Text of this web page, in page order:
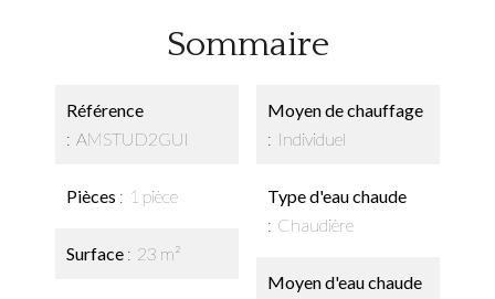
Sommaire
Référence
AMSTUD2GUI
Pièces 1 pièce
Surface 23 m²
Moyen de chauffage
Individuel
Type d'eau chaude
Chaudière
Moyen d'eau chaude